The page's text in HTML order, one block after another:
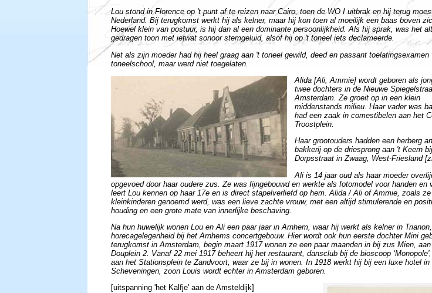
Lou stond in Florence op 't punt af te reizen naar Cairo, toen de WO I uitbrak en hij terug
Nederland. Bij terugkomst werkt hij als kelner, maar hij kon toen al moeilijk een baas boven
Hoewel klein van postuur, is hij dan al een dominante persoonlijkheid. Als hij sprak, was het
gedragen toon met ietwat sonoor stemgeluid, alsof hij op 't toneel iets declameerde.
Net als zijn moeder had hij heel graag aan 't toneel gewild, deed en passant toelatingsexamen
toneelschool, maar werd niet toegelaten.
Alida [Ali, Ammie] wordt geboren als
twee dochters in de Nieuwe
Amsterdam. Ze groeit op in een klein
middenstands milieu. Haar vader was
had een zaak in comestibelen aan het
Troostplein.
Haar grootouders hadden een herberg
bakkerij op de driesprong aan 't Keern
Dorpsstraat in Zwaag, West-Friesland
Ali is 14 jaar oud als haar moeder
opgevoed door haar oudere zus. Ze was fijngebouwd en werkte als fotomodel voor handen en
leert Lou kennen op haar 17e en is direct stapelverliefd op hem. Alida / Ali of Ammie, zoals ze
kleinkinderen genoemd werd, was een lieve zachte vrouw, met een altijd stimulerende en
houding en een grote mate van innerlijke beschaving.
Na hun huwelijk wonen Lou en Ali een paar jaar in Arnhem, waar hij werkt als kelner in
horecagelegenheid bij het Arnhems concertgebouw. Hier wordt ook hun eerste dochter Mini
terugkomst in Amsterdam, begin maart 1917 wonen ze een paar maanden in bij zus Mien,
Douplein 2. Vanaf 22 mei 1917 beheert hij het restaurant, dansclub bij de bioscoop
aan het Stationsplein te Zandvoort, waar ze bij in wonen. In 1918 werkt hij bij een luxe hotel in
Scheveningen, zoon Louis wordt echter in Amsterdam geboren.
[uitspanning 'het Kalfje' aan de Amsteldijk]